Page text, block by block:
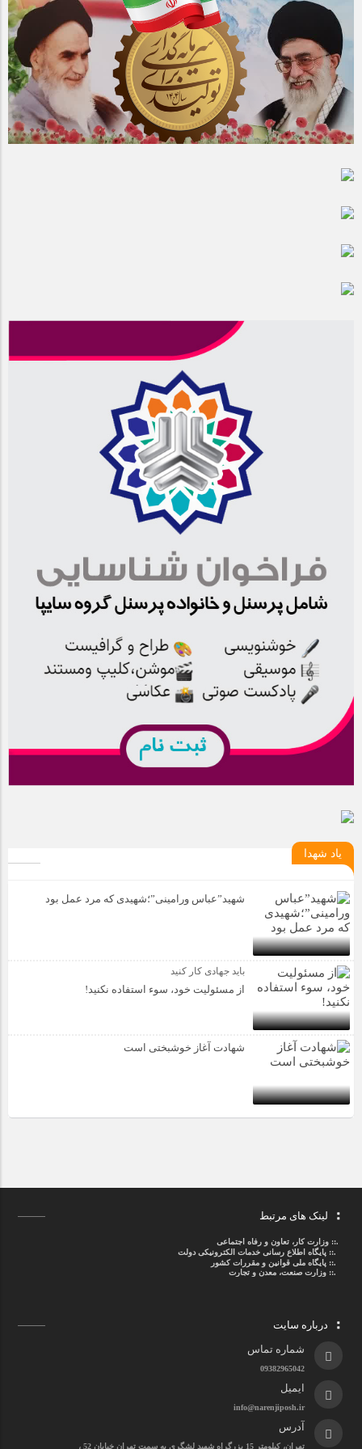
مراسم بزرگداشت سالروز آزادسازی خرمشهر در شرکت پارس خودرو
برگزار شد
مراسم گرامیداشت سالروز آزادسازی خرمشهر در نمازخانه فاطمیه
مگاموتور
تیم شهدای مگاموتور در بزرگترین مسابقات گل کوچک جهان شرکت
کرد
یاد شهدا
شهید”عباس ورامینی”؛شهیدی که مرد عمل بود
باید جهادی کار کنید
از مسئولیت خود، سوء استفاده نکنید!
شهادت آغاز خوشبختی است
لینک های مرتبط
.::وزارت کار، تعاون و رفاه اجتماعی
.::پایگاه اطلاع رسانی خدمات الکترونیکی دولت
.::پایگاه ملی قوانین و مقررات کشور
.:: وزارت صنعت، معدن و تجارت
درباره سایت
شماره تماس
09382965042
ایمیل
info@narenjiposh.ir
آدرس
تهران، کیلومتر 15 بزرگراه شهید لشگری به سمت تهران خیابان 52 ،